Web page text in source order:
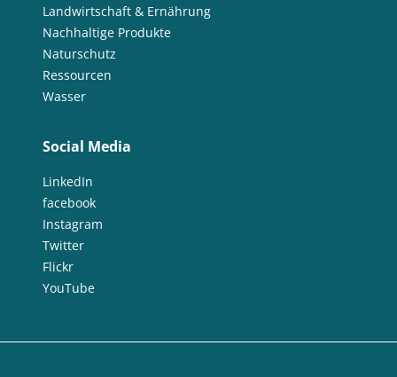
Landwirtschaft & Ernährung
Nachhaltige Produkte
Naturschutz
Ressourcen
Wasser
Social Media
LinkedIn
facebook
Instagram
Twitter
Flickr
YouTube